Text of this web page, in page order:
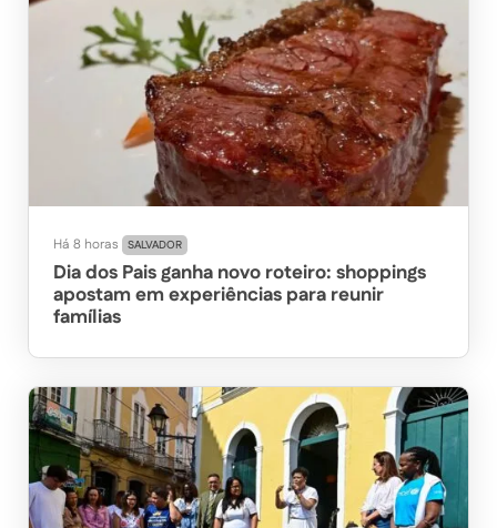
Há 8 horas SALVADOR
Dia dos Pais ganha novo roteiro: shoppings
apostam em experiências para reunir
famílias